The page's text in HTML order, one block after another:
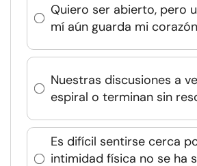
Quiero ser abierto, pero
mí aún guarda mi corazón
Nuestras discusiones a
espiral o terminan sin
Es difícil sentirse cerca
intimidad física no se ha